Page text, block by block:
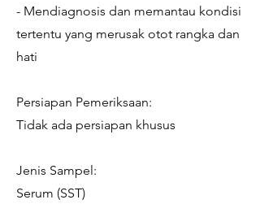
- Mendiagnosis dan memantau kondisi
tertentu yang merusak otot rangka dan
hati
Persiapan Pemeriksaan:
Tidak ada persiapan khusus
Jenis Sampel:
Serum (SST)